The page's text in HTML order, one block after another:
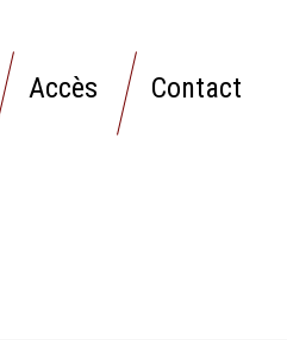
Accès Contact